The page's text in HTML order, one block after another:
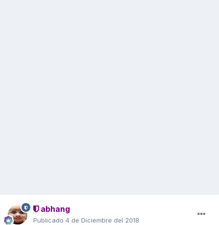
abhang
Publicado 4 de Diciembre del 2018